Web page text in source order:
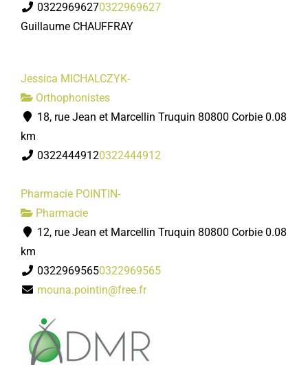
03229696270322969627
Guillaume CHAUFFRAY
Jessica MICHALCZYK-
Orthophonistes
18, rue Jean et Marcellin Truquin 80800 Corbie 0.08
km
03224449120322444912
Pharmacie POINTIN-
Pharmacie
12, rue Jean et Marcellin Truquin 80800 Corbie 0.08
km
03229695650322969565
mouna.pointin@free.fr